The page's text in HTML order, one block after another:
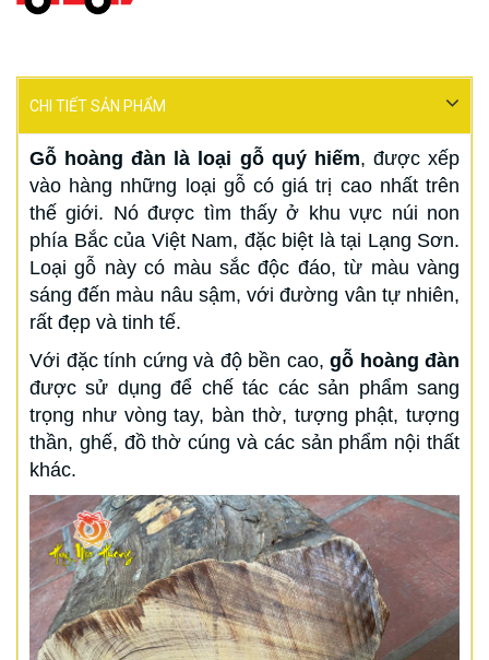
CHI TIẾT SẢN PHẨM
Gỗ hoàng đàn là loại gỗ quý hiếm, được xếp
vào hàng những loại gỗ có giá trị cao nhất trên
thế giới. Nó được tìm thấy ở khu vực núi non
phía Bắc của Việt Nam, đặc biệt là tại Lạng Sơn.
Loại gỗ này có màu sắc độc đáo, từ màu vàng
sáng đến màu nâu sậm, với đường vân tự nhiên,
rất đẹp và tinh tế.
Với đặc tính cứng và độ bền cao, gỗ hoàng đàn
được sử dụng để chế tác các sản phẩm sang
trọng như vòng tay, bàn thờ, tượng phật, tượng
thần, ghế, đồ thờ cúng và các sản phẩm nội thất
khác.